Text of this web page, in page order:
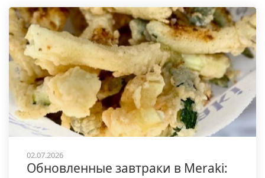
02.07.2026
Обновленные завтраки в Meraki: